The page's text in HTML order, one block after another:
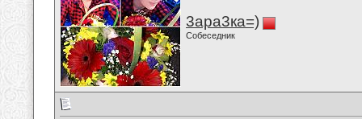
3ара3ка=)
Собеседник